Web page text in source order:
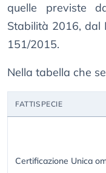
quelle previste
Stabilità 2016, dal
151/2015.
Nella tabella che
FATTISPECIE
Certificazione Unica